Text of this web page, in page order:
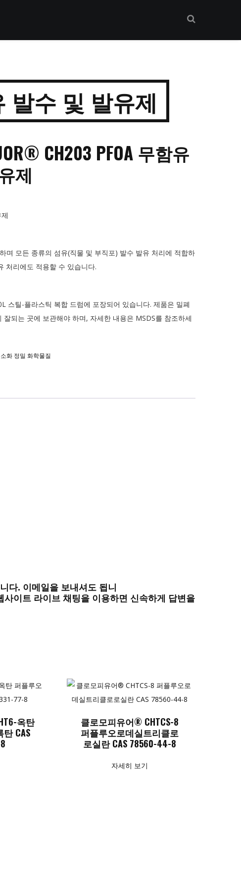
발수 및 발유제
CH203 PFOA 무함유
제
며 모든 종류의 섬유(직물 및 부직포) 발수 발유 처리에 적합하
처리에도 적용할 수 있습니다.
스틸-플라스틱 복합 드럼에 포장되어 있습니다. 제품은 밀폐
잘되는 곳에 보관해야 하며, 자세한 내용은 MSDS를 참조하세
화 정밀 화학물질
다. 이메일을 보내셔도 됩니
이트 라이브 채팅을 이용하면 신속하게 답변을
옥탄
CAS
클로모피유어® CHTCS-8
퍼플루오로데실트리클로
로실란 CAS 78560-44-8
자세히 보기